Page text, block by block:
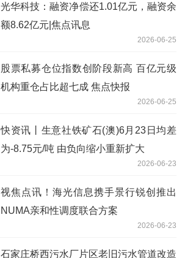
光华科技：融资净偿还1.01亿元，融资余
额8.62亿元|焦点讯息
2026-06-25
股票私募仓位指数创阶段新高 百亿元级
机构重仓占比超七成 焦点快报
2026-06-25
快资讯丨生意社铁矿石(澳)6月23日均差
为-8.75元/吨 由负向缩小重新扩大
2026-06-23
视焦点讯！海光信息携手景行锐创推出
NUMA亲和性调度联合方案
2026-06-23
石家庄桥西污水厂片区老旧污水管道改造